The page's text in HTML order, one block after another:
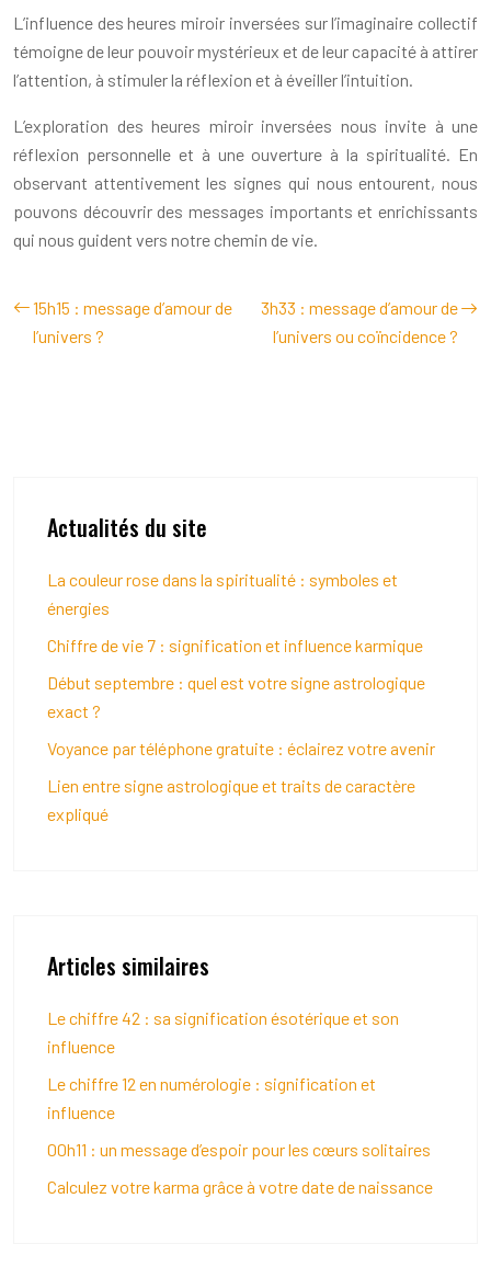
L’influence des heures miroir inversées sur l’imaginaire collectif
témoigne de leur pouvoir mystérieux et de leur capacité à attirer
l’attention, à stimuler la réflexion et à éveiller l’intuition.
L’exploration des heures miroir inversées nous invite à une
réflexion personnelle et à une ouverture à la spiritualité. En
observant attentivement les signes qui nous entourent, nous
pouvons découvrir des messages importants et enrichissants
qui nous guident vers notre chemin de vie.
15h15 : message d’amour de
l’univers ?
3h33 : message d’amour de
l’univers ou coïncidence ?
Actualités du site
La couleur rose dans la spiritualité : symboles et
énergies
Chiffre de vie 7 : signification et influence karmique
Début septembre : quel est votre signe astrologique
exact ?
Voyance par téléphone gratuite : éclairez votre avenir
Lien entre signe astrologique et traits de caractère
expliqué
Articles similaires
Le chiffre 42 : sa signification ésotérique et son
influence
Le chiffre 12 en numérologie : signification et
influence
00h11 : un message d’espoir pour les cœurs solitaires
Calculez votre karma grâce à votre date de naissance